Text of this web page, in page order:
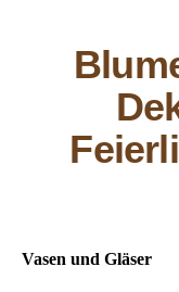
Vasen und Gläser